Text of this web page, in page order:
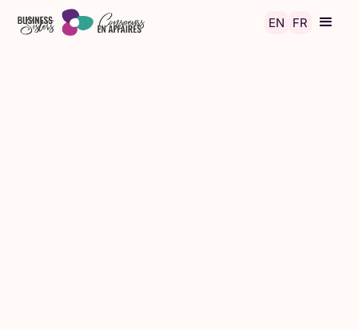
Skip to main content
EN FR